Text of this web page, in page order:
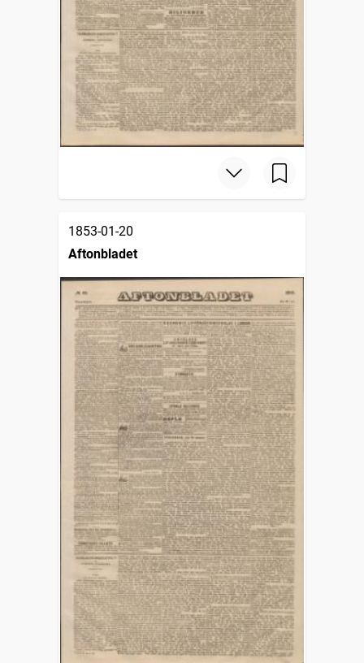
1853-01-20
Aftonbladet